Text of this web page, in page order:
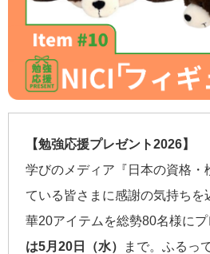
【勉強応援プレゼント2026】
学びのメディア『日本の資格・
ている皆さまに感謝の気持ちを
華20アイテムを総勢80名様にプ
は5月20日（水）
まで。ふるっ